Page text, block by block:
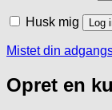
Husk mig Log
Mistet din
Opret en